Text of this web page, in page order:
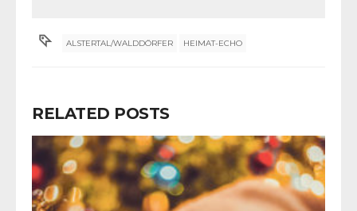
ALSTERTAL/WALDDÖRFER HEIMAT-ECHO
RELATED POSTS